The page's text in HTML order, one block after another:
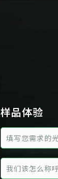
架
伏 工
系统
光
样品体验